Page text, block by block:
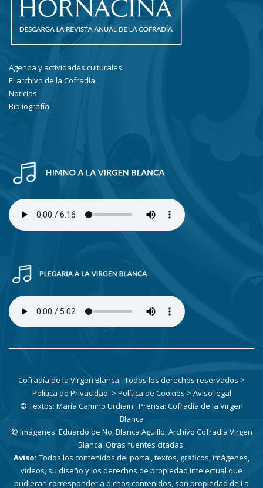
Agenda y actividades culturales
El archivo de la Cofradía
Noticias
Bibliografía
Cofradía de la Virgen Blanca · Todos los derechos reservados >
Política de Privacidad > Política de Cookies > Aviso legal
© Textos: María Camino Urdiain · Prensa: Cofradía de la Virgen
Blanca
© Imágenes: Eduardo de No, Blanca Aguillo, Archivo Cofradía Virgen
Blanca. Otras fuentes citadas.
Aviso: Todos los contenidos del portal, textos, gráficos, imágenes,
videos, su diseño y los derechos de propiedad intelectual que
pudieran corresponder a dichos contenidos, son propiedad de La